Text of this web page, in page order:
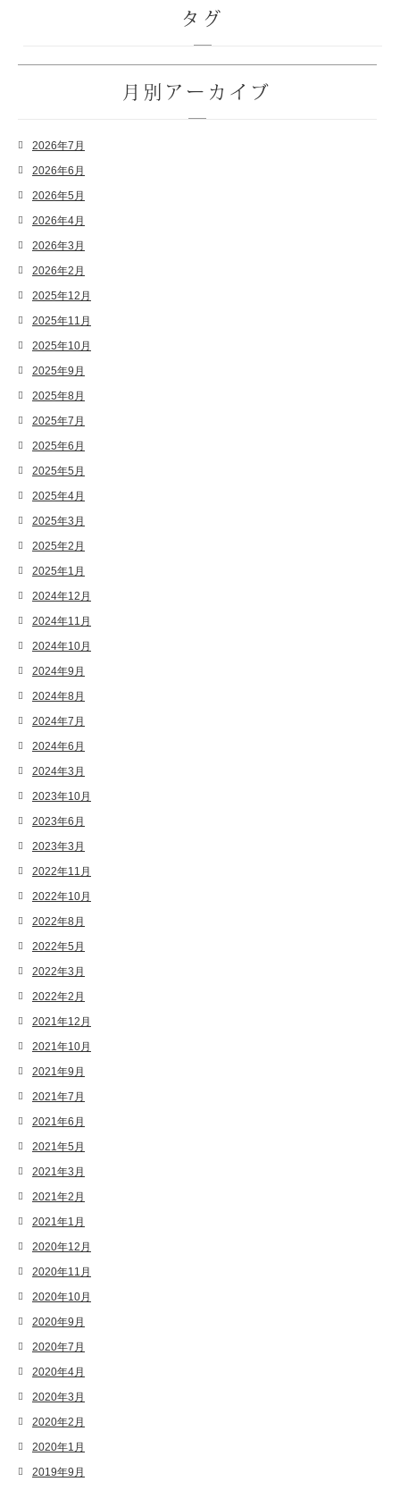
タグ
月別アーカイブ
2026年7月
2026年6月
2026年5月
2026年4月
2026年3月
2026年2月
2025年12月
2025年11月
2025年10月
2025年9月
2025年8月
2025年7月
2025年6月
2025年5月
2025年4月
2025年3月
2025年2月
2025年1月
2024年12月
2024年11月
2024年10月
2024年9月
2024年8月
2024年7月
2024年6月
2024年3月
2023年10月
2023年6月
2023年3月
2022年11月
2022年10月
2022年8月
2022年5月
2022年3月
2022年2月
2021年12月
2021年10月
2021年9月
2021年7月
2021年6月
2021年5月
2021年3月
2021年2月
2021年1月
2020年12月
2020年11月
2020年10月
2020年9月
2020年7月
2020年4月
2020年3月
2020年2月
2020年1月
2019年9月